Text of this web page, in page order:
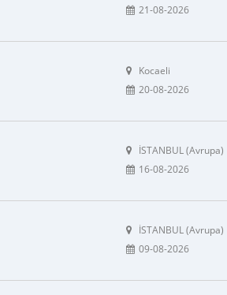
21-08-2026
Kocaeli
20-08-2026
İSTANBUL (Avrupa)
16-08-2026
İSTANBUL (Avrupa)
09-08-2026